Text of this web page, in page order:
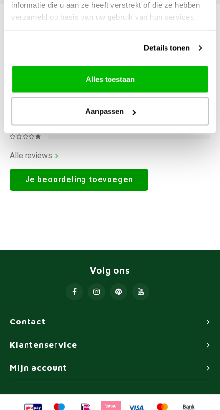
informatie die u aan ze heeft verstrekt of die ze hebben
verzameld op basis van uw gebruik van hun services.
Details tonen
Alles toestaan
Aanpassen
Productomschrijving
Alle reviews
Je beoordeling toevoegen
Contact
Volg ons
Klantenservice
Mijn account